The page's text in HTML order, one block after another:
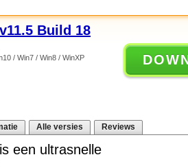
Build 18
/ Win7 / Win8 / WinXP
Alle versies Reviews
is een ultrasnelle